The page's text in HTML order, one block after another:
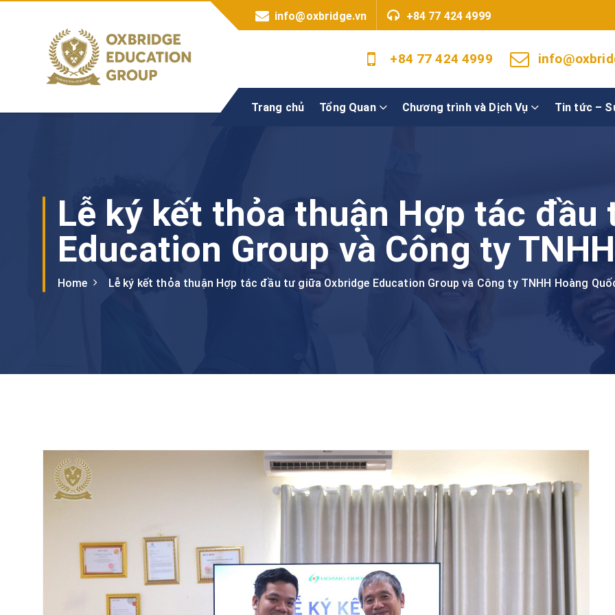
c
info@oxbridge.vn +84 77 424 4999
+84 77 424 4999
Trang chủ Tổng Quan Chương trình và Dịch Vụ Tin tức –
Lễ ký kết thỏa thuận Hợp tác đầu
Education Group và Công ty
Home Lễ ký kết thỏa thuận Hợp tác đầu tư giữa Oxbridge Education Group và Công ty TNHH Hoàng